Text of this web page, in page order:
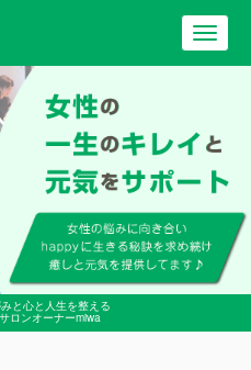
と心と人生を整える
ロンオーナーmiwa